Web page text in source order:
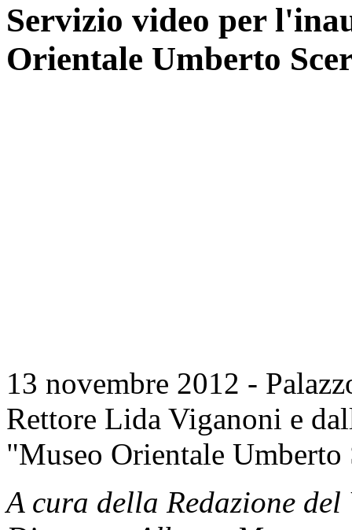
Servizio video per
Orientale Umberto
13 novembre 2012 -
Rettore Lida Viganoni e
"Museo Orientale Umberto
A cura della Redazione del